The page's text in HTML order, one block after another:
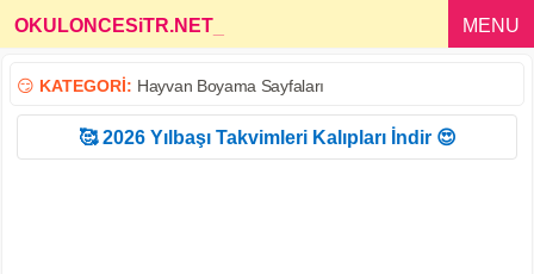
OKULONCESiTR.NET MENU
😏 KATEGORİ: Hayvan Boyama Sayfaları
🥰 2026 Yılbaşı Takvimleri Kalıpları İndir 😍